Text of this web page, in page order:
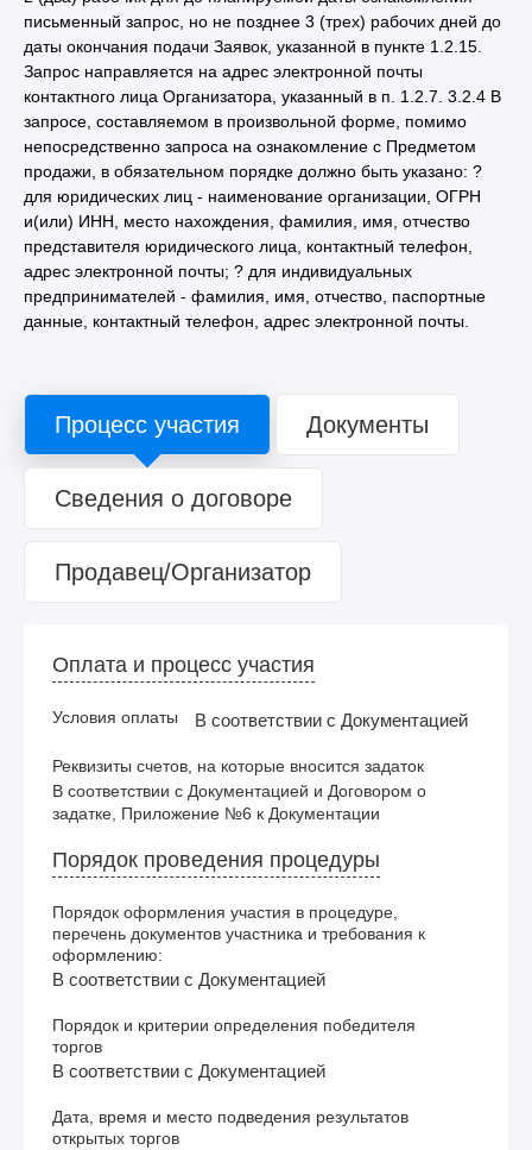
письменный запрос, но не позднее 3 (трех) рабочих дней до
даты окончания подачи Заявок, указанной в пункте 1.2.15.
Запрос направляется на адрес электронной почты
контактного лица Организатора, указанный в п. 1.2.7. 3.2.4 В
запросе, составляемом в произвольной форме, помимо
непосредственно запроса на ознакомление с Предметом
продажи, в обязательном порядке должно быть указано: ?
для юридических лиц - наименование организации, ОГРН
и(или) ИНН, место нахождения, фамилия, имя, отчество
представителя юридического лица, контактный телефон,
адрес электронной почты; ? для индивидуальных
предпринимателей - фамилия, имя, отчество, паспортные
данные, контактный телефон, адрес электронной почты.
Процесс участия Документы
Сведения о договоре
Продавец/Организатор
Оплата и процесс участия
Условия оплаты В соответствии с Документацией
Реквизиты счетов, на которые вносится задаток
В соответствии с Документацией и Договором о
задатке, Приложение №6 к Документации
Порядок проведения процедуры
Порядок оформления участия в процедуре,
перечень документов участника и требования к
оформлению:
В соответствии с Документацией
Порядок и критерии определения победителя
торгов
В соответствии с Документацией
Дата, время и место подведения результатов
открытых торгов